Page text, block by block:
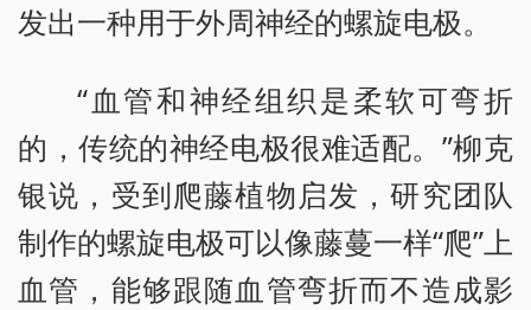
发出一种用于外周神经的螺旋电极。
“血管和神经组织是柔软可弯折
的，传统的神经电极很难适配。”柳克
银说，受到爬藤植物启发，研究团队
制作的螺旋电极可以像藤蔓一样“爬”上
血管，能够跟随血管弯折而不造成影